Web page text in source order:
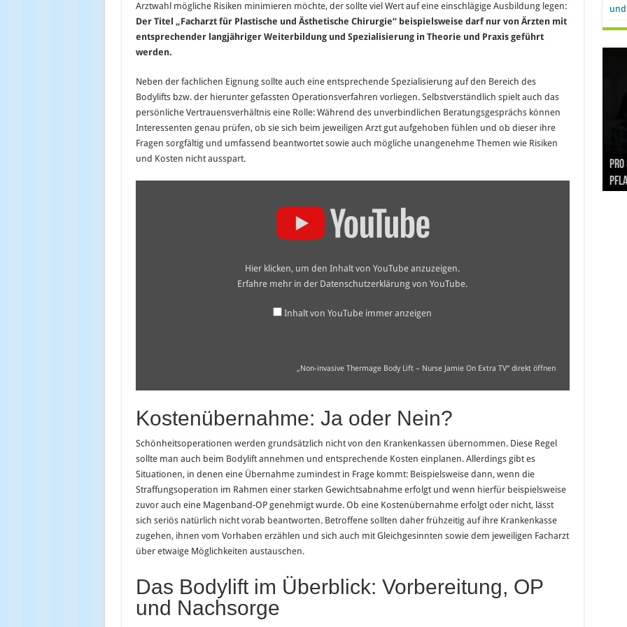
Arztwahl mögliche Risiken minimieren möchte, der sollte viel Wert auf eine einschlägige Ausbildung legen:
Der Titel „Facharzt für Plastische und Ästhetische Chirurgie“ beispielsweise darf nur von Ärzten mit
entsprechender langjähriger Weiterbildung und Spezialisierung in Theorie und Praxis geführt
werden.
Neben der fachlichen Eignung sollte auch eine entsprechende Spezialisierung auf den Bereich des
Bodylifts bzw. der hierunter gefassten Operationsverfahren vorliegen. Selbstverständlich spielt auch das
persönliche Vertrauensverhältnis eine Rolle: Während des unverbindlichen Beratungsgesprächs können
Interessenten genau prüfen, ob sie sich beim jeweiligen Arzt gut aufgehoben fühlen und ob dieser ihre
Fragen sorgfältig und umfassend beantwortet sowie auch mögliche unangenehme Themen wie Risiken
und Kosten nicht ausspart.
Hier klicken, um den Inhalt von YouTube anzuzeigen.
Erfahre mehr in der Datenschutzerklärung von YouTube.
Inhalt von YouTube immer anzeigen
„Non-invasive Thermage Body Lift – Nurse Jamie On Extra TV“ direkt öffnen
Kostenübernahme: Ja oder Nein?
Schönheitsoperationen werden grundsätzlich nicht von den Krankenkassen übernommen. Diese Regel
sollte man auch beim Bodylift annehmen und entsprechende Kosten einplanen. Allerdings gibt es
Situationen, in denen eine Übernahme zumindest in Frage kommt: Beispielsweise dann, wenn die
Straffungsoperation im Rahmen einer starken Gewichtsabnahme erfolgt und wenn hierfür beispielsweise
zuvor auch eine Magenband-OP genehmigt wurde. Ob eine Kostenübernahme erfolgt oder nicht, lässt
sich seriös natürlich nicht vorab beantworten. Betroffene sollten daher frühzeitig auf ihre Krankenkasse
zugehen, ihnen vom Vorhaben erzählen und sich auch mit Gleichgesinnten sowie dem jeweiligen Facharzt
über etwaige Möglichkeiten austauschen.
Das Bodylift im Überblick: Vorbereitung, OP
und Nachsorge
und
Pro